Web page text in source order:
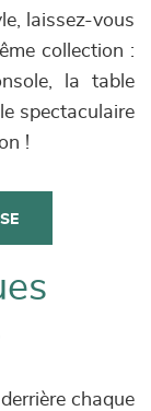
laissez-vous
collection :
la table
spectaculaire
!
chaque